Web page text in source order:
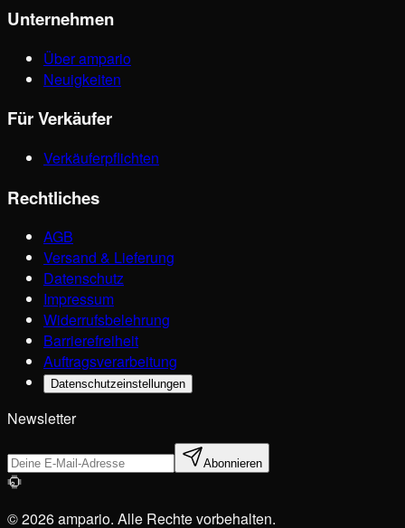
Unternehmen
Über ampario
Neuigkeiten
Für Verkäufer
Verkäuferpflichten
Rechtliches
AGB
Versand & Lieferung
Datenschutz
Impressum
Widerrufsbelehrung
Barrierefreiheit
Auftragsverarbeitung
Datenschutzeinstellungen
Newsletter
Abonnieren
© 2026 ampario. Alle Rechte vorbehalten.